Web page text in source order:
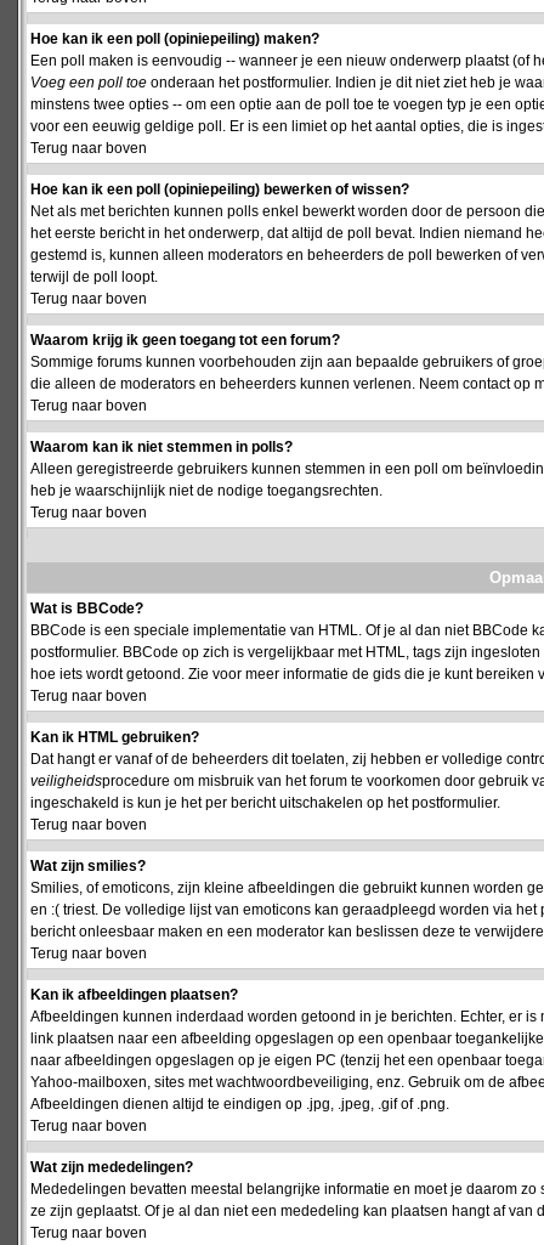
Hoe kan ik een poll (opiniepeiling) maken?
Een poll maken is eenvoudig -- wanneer je een nieuw onderwerp plaatst (of
Voeg een poll toe onderaan het postformulier. Indien je dit niet ziet heb je
minstens twee opties -- om een optie aan de poll toe te voegen typ je een
voor een eeuwig geldige poll. Er is een limiet op het aantal opties, die is
Terug naar boven
Hoe kan ik een poll (opiniepeiling) bewerken of wissen?
Net als met berichten kunnen polls enkel bewerkt worden door de persoon
het eerste bericht in het onderwerp, dat altijd de poll bevat. Indien niemand
gestemd is, kunnen alleen moderators en beheerders de poll bewerken of
terwijl de poll loopt.
Terug naar boven
Waarom krijg ik geen toegang tot een forum?
Sommige forums kunnen voorbehouden zijn aan bepaalde gebruikers of
die alleen de moderators en beheerders kunnen verlenen. Neem contact op
Terug naar boven
Waarom kan ik niet stemmen in polls?
Alleen geregistreerde gebruikers kunnen stemmen in een poll om
heb je waarschijnlijk niet de nodige toegangsrechten.
Terug naar boven
Wat is BBCode?
BBCode is een speciale implementatie van HTML. Of je al dan niet
postformulier. BBCode op zich is vergelijkbaar met HTML, tags zijn
hoe iets wordt getoond. Zie voor meer informatie de gids die je kunt bereiken
Terug naar boven
Kan ik HTML gebruiken?
Dat hangt er vanaf of de beheerders dit toelaten, zij hebben er volledige
veiligheidsprocedure om misbruik van het forum te voorkomen door gebruik
ingeschakeld is kun je het per bericht uitschakelen op het postformulier.
Terug naar boven
Wat zijn smilies?
Smilies, of emoticons, zijn kleine afbeeldingen die gebruikt kunnen worden
en :( triest. De volledige lijst van emoticons kan geraadpleegd worden via
bericht onleesbaar maken en een moderator kan beslissen deze te
Terug naar boven
Kan ik afbeeldingen plaatsen?
Afbeeldingen kunnen inderdaad worden getoond in je berichten. Echter, er
link plaatsen naar een afbeelding opgeslagen op een openbaar
naar afbeeldingen opgeslagen op je eigen PC (tenzij het een openbaar
Yahoo-mailboxen, sites met wachtwoordbeveiliging, enz. Gebruik om de
Afbeeldingen dienen altijd te eindigen op .jpg, .jpeg, .gif of .png.
Terug naar boven
Wat zijn mededelingen?
Mededelingen bevatten meestal belangrijke informatie en moet je daarom
ze zijn geplaatst. Of je al dan niet een mededeling kan plaatsen hangt af
Terug naar boven